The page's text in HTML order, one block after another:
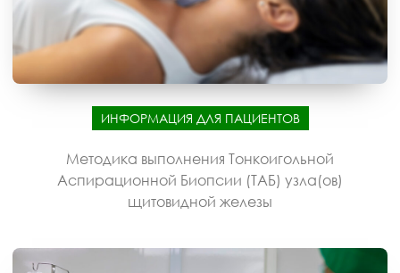
ИНФОРМАЦИЯ ДЛЯ ПАЦИЕНТОВ
Методика выполнения Тонкоигольной
Аспирационной Биопсии (ТАБ) узла(ов)
щитовидной железы